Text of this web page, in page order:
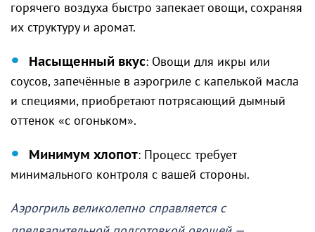
горячего воздуха быстро запекает овощи, сохраняя
их структуру и аромат.
Насыщенный вкус: Овощи для икры или
соусов, запечённые в аэрогриле с капелькой масла
и специями, приобретают потрясающий дымный
оттенок «с огоньком».
Минимум хлопот: Процесс требует
минимального контроля с вашей стороны.
Аэрогриль великолепно справляется с